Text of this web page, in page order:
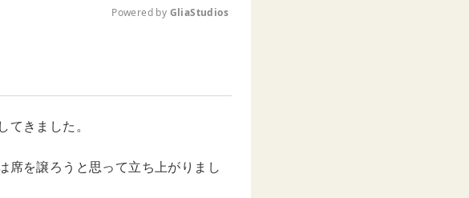
t
Powered by GliaStudios
きました。
席を譲ろうと思って立ち上がりまし